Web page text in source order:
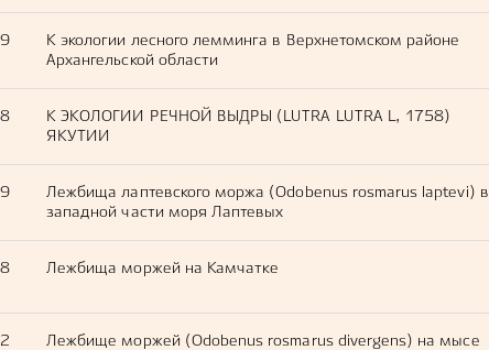
К экологии лесного лемминга в Верхнетомском районе
Архангельской области
К ЭКОЛОГИИ РЕЧНОЙ ВЫДРЫ (LUTRA LUTRA L, 1758)
ЯКУТИИ
Лежбища лаптевского моржа (Odobenus rosmarus laptevi) в
западной части моря Лаптевых
Лежбища моржей на Камчатке
Лежбище моржей (Odobenus rosmarus divergens) на мысе